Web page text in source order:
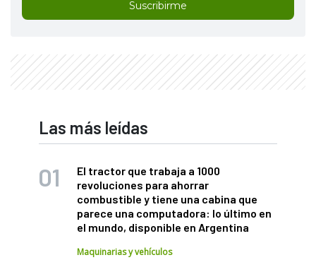
Suscribirme
Las más leídas
El tractor que trabaja a 1000
revoluciones para ahorrar
combustible y tiene una cabina que
parece una computadora: lo último en
el mundo, disponible en Argentina
Maquinarias y vehículos